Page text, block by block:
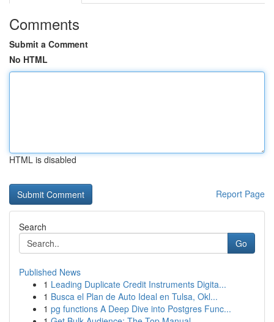
Comments
Submit a Comment
No HTML
HTML is disabled
Report Page
Search
Go
Published News
1 Leading Duplicate Credit Instruments Digita...
1 Busca el Plan de Auto Ideal en Tulsa, Okl...
1 pg functions A Deep Dive into Postgres Func...